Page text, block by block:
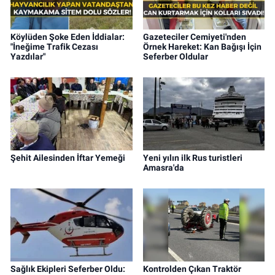
Köylüden Şoke Eden İddialar:
"İneğime Trafik Cezası
Yazdılar"
Gazeteciler Cemiyeti'nden
Örnek Hareket: Kan Bağışı İçin
Seferber Oldular
Şehit Ailesinden İftar Yemeği
Yeni yılın ilk Rus turistleri
Amasra'da
Sağlık Ekipleri Seferber Oldu:
Kontrolden Çıkan Traktör